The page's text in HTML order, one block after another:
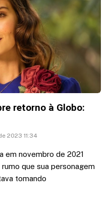
retorno à Globo:
2023 11:34
em novembro de 2021
que sua personagem
tomando